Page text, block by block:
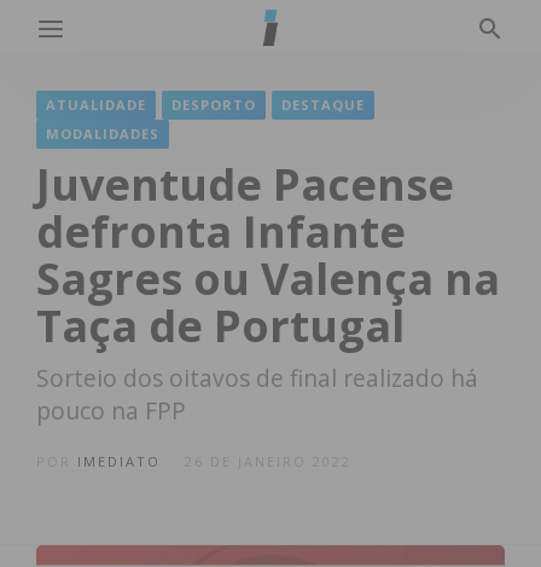
ATUALIDADE DESPORTO
DESTAQUE
MODALIDADES
Juventude Pacense
defronta Infante
Sagres ou Valença na
Taça de Portugal
Sorteio dos oitavos de final realizado há
pouco na FPP
IMEDIATO 26 DE JANEIRO 2022